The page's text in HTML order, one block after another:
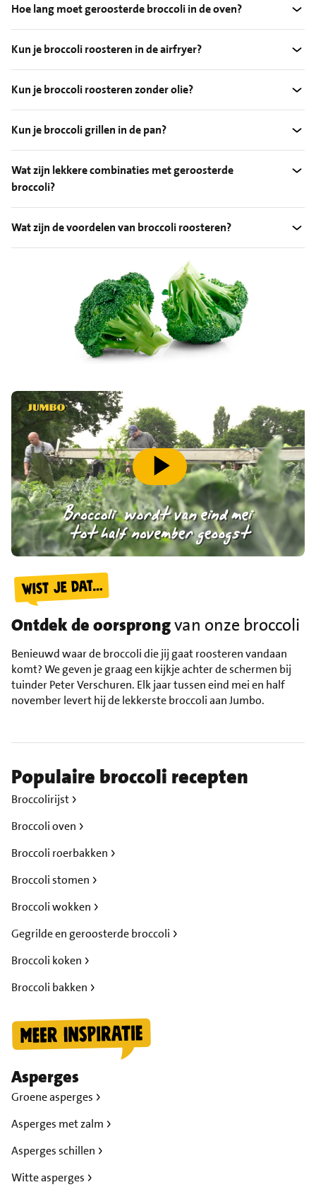
Hoe lang moet geroosterde broccoli in de oven?
Kun je broccoli roosteren in de airfryer?
Kun je broccoli roosteren zonder olie?
Kun je broccoli grillen in de pan?
Wat zijn lekkere combinaties met geroosterde
broccoli?
Wat zijn de voordelen van broccoli roosteren?
speel video af
Ontdek de oorsprongvan onze broccoli
Benieuwd waar de broccoli die jij gaat roosteren vandaan
komt? We geven je graag een kijkje achter de schermen bij
tuinder Peter Verschuren. Elk jaar tussen eind mei en half
november levert hij de lekkerste broccoli aan Jumbo.
Populaire broccoli recepten
Broccolirijst
Broccoli oven
Broccoli roerbakken
Broccoli stomen
Broccoli wokken
Gegrilde en geroosterde broccoli
Broccoli koken
Broccoli bakken
Asperges
Groene asperges
Asperges met zalm
Asperges schillen
Witte asperges